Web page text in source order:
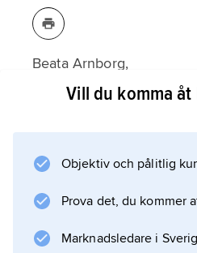
Beata Arnborg,
Kerstin Thorvall: Uppror
Vill du komma
Objektiv och pålitlig
Prova det, du kommer
Marknadsledare i